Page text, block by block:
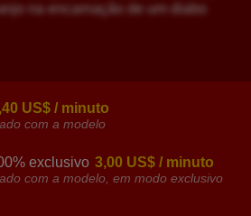
na encarnação de um diabo
US$ / minuto
com a modelo
exclusivo 3,00 US$ / minuto
com a modelo, em modo exclusivo